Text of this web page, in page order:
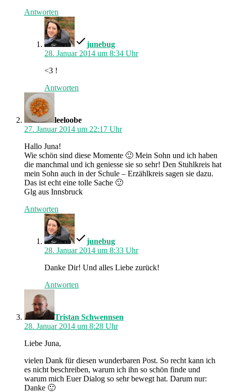
Antworten
junebug
28. Januar 2014 um 8:34 Uhr
<3 !
Antworten
leeloobe
27. Januar 2014 um 22:17 Uhr
Hallo Juna!
Wie schön sind diese Momente 🙂 Mein Sohn und ich haben
die manchmal und ich geniesse sie so sehr! Den Stuhlkreis hat
mein Sohn auch in der Schule – Erzählkreis sagen sie dazu.
Das ist echt eine tolle Sache 🙂
Glg aus Innsbruck
Antworten
junebug
28. Januar 2014 um 8:33 Uhr
Danke Dir! Und alles Liebe zurück!
Antworten
Tristan Schwennsen
28. Januar 2014 um 8:28 Uhr
Liebe Juna,
vielen Dank für diesen wunderbaren Post. So recht kann ich
es nicht beschreiben, warum ich ihn so schön finde und
warum mich Euer Dialog so sehr bewegt hat. Darum nur:
Danke 🙂